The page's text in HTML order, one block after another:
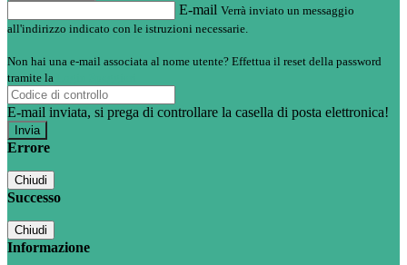
E-mail Verrà inviato un messaggio
all'indirizzo indicato con le istruzioni necessarie.
Non hai una e-mail associata al nome utente? Effettua il reset della password
tramite la
E-mail inviata, si prega di controllare la casella di posta elettronica!
Errore
Chiudi
Successo
Chiudi
Informazione